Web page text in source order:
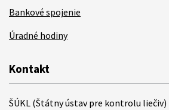
Bankové spojenie
Úradné hodiny
Kontakt
ŠÚKL (Štátny ústav pre kontrolu liečiv)